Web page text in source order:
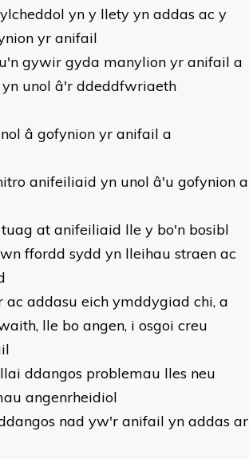
yn y llety yn addas ac y
yr anifail
gywir gyda manylion yr anifail a
unol â'r ddeddfwriaeth
â gofynion yr anifail a
anifeiliaid yn unol â'u gofynion a
at anifeiliaid lle y bo'n bosibl
ffordd sydd yn lleihau straen ac
addasu eich ymddygiad chi, a
lle bo angen, i osgoi creu
ddangos problemau lles neu
angenrheidiol
nad yw'r anifail yn addas ar